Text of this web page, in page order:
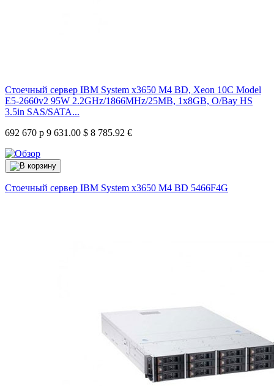
Стоечный сервер IBM System x3650 M4 BD, Xeon 10C Model
E5-2660v2 95W 2.2GHz/1866MHz/25MB, 1x8GB, O/Bay HS
3.5in SAS/SATA...
692 670 р 9 631.00 $ 8 785.92 €
Стоечный сервер IBM System x3650 M4 BD 5466F4G